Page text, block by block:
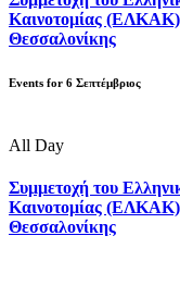
Καινοτομίας (ΕΛΚΑΚ)
Θεσσαλονίκης
Events for 6 Σεπτέμβριος
All Day
Συμμετοχή του
Καινοτομίας (ΕΛΚΑΚ)
Θεσσαλονίκης